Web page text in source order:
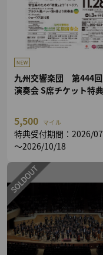
九州交響楽団 第444
演奏会 S席チケット特典
5,500 マイル
特典受付期間：2026/
～2026/10/18